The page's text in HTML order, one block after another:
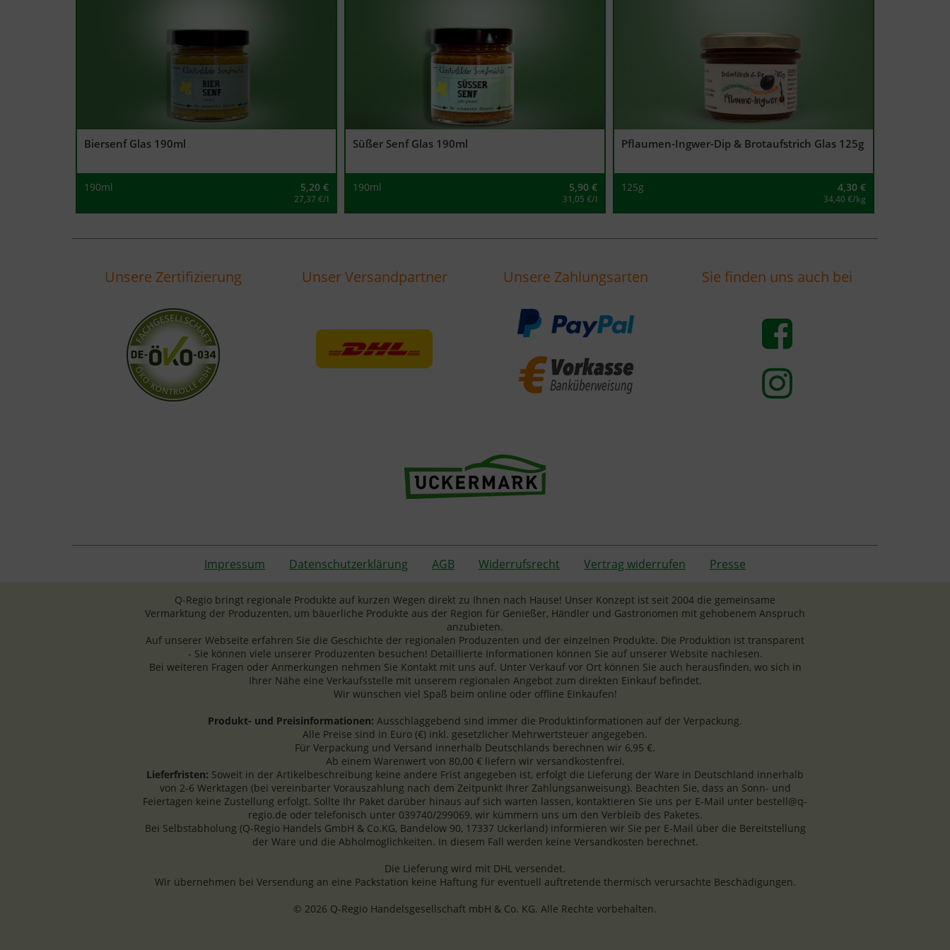
Biersenf Glas 190ml
190ml 5,20 €
27,37 €/l
Süßer Senf Glas 190ml
190ml 5,90 €
31,05 €/l
Pflaumen-Ingwer-Dip & Brotaufstrich Glas 125g
125g 4,30 €
34,40 €/kg
Unsere Zertifizierung Unser Versandpartner Unsere Zahlungsarten Sie finden uns auch bei
Impressum Datenschutzerklärung AGB Widerrufsrecht Vertrag widerrufen Presse
Q-Regio bringt regionale Produkte auf kurzen Wegen direkt zu Ihnen nach Hause! Unser Konzept ist seit 2004 die gemeinsame
Vermarktung der Produzenten, um bäuerliche Produkte aus der Region für Genießer, Händler und Gastronomen mit gehobenem Anspruch
anzubieten.
Auf unserer Webseite erfahren Sie die Geschichte der regionalen Produzenten und der einzelnen Produkte. Die Produktion ist transparent
- Sie können viele unserer Produzenten besuchen! Detaillierte Informationen können Sie auf unserer Website nachlesen.
Bei weiteren Fragen oder Anmerkungen nehmen Sie Kontakt mit uns auf. Unter Verkauf vor Ort können Sie auch herausfinden, wo sich in
Ihrer Nähe eine Verkaufsstelle mit unserem regionalen Angebot zum direkten Einkauf befindet.
Wir wünschen viel Spaß beim online oder offline Einkaufen!
Produkt- und Preisinformationen: Ausschlaggebend sind immer die Produktinformationen auf der Verpackung.
Alle Preise sind in Euro (€) inkl. gesetzlicher Mehrwertsteuer angegeben.
Für Verpackung und Versand innerhalb Deutschlands berechnen wir 6,95 €.
Ab einem Warenwert von 80,00 € liefern wir versandkostenfrei.
Lieferfristen: Soweit in der Artikelbeschreibung keine andere Frist angegeben ist, erfolgt die Lieferung der Ware in Deutschland innerhalb
von 2-6 Werktagen (bei vereinbarter Vorauszahlung nach dem Zeitpunkt Ihrer Zahlungsanweisung). Beachten Sie, dass an Sonn- und
Feiertagen keine Zustellung erfolgt. Sollte Ihr Paket darüber hinaus auf sich warten lassen, kontaktieren Sie uns per E-Mail unter bestell@q-
regio.de oder telefonisch unter 039740/299069, wir kümmern uns um den Verbleib des Paketes.
Bei Selbstabholung (Q-Regio Handels GmbH & Co.KG, Bandelow 90, 17337 Uckerland) informieren wir Sie per E-Mail über die Bereitstellung
der Ware und die Abholmöglichkeiten. In diesem Fall werden keine Versandkosten berechnet.
Die Lieferung wird mit DHL versendet.
Wir übernehmen bei Versendung an eine Packstation keine Haftung für eventuell auftretende thermisch verursachte Beschädigungen.
© 2026 Q-Regio Handelsgesellschaft mbH & Co. KG. Alle Rechte vorbehalten.